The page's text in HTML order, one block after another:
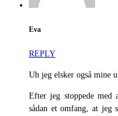
Eva
REPLY
Uh jeg elsker også mine
Efter jeg stoppede
sådan et omfang, at jeg